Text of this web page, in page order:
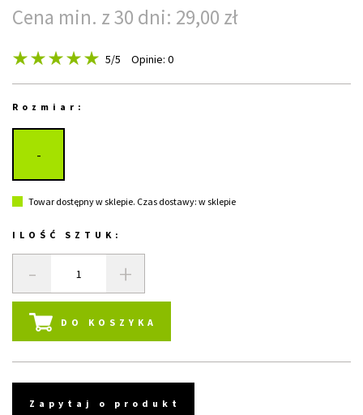
Cena min. z 30 dni: 29,00 zł
5/5 Opinie: 0
Rozmiar:
-
Towar dostępny w sklepie. Czas dostawy: w sklepie
ILOŚĆ SZTUK:
- +
DO KOSZYKA
Zapytaj o produkt